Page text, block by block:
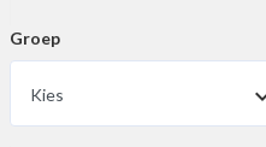
Groep
Kies